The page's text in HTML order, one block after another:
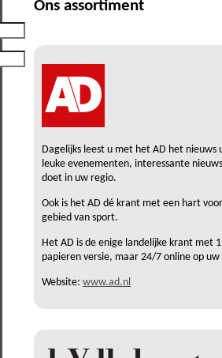
Ons assortiment
Dagelijks leest u met het AD het
leuke evenementen, interessante
doet in uw regio.
Ook is het AD dé krant met een hart
gebied van sport.
Het AD is de enige landelijke krant met
papieren versie, maar 24/7 online op
Website: www.ad.nl